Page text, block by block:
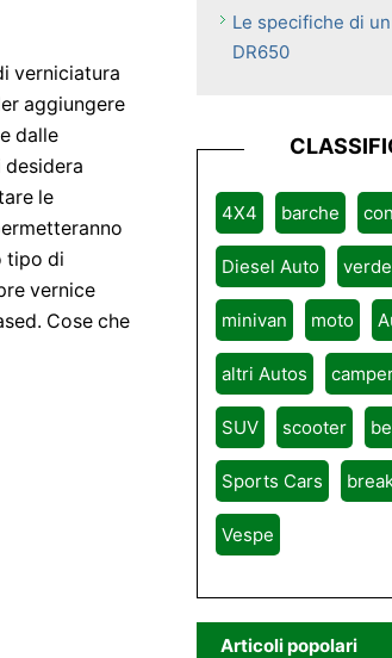
verniciatura
aggiungere
dalle
le
tipo di
vernice
Cose che
Le specifiche di
DR650
4X4 barche
Diesel Auto verde
minivan moto
altri Autos
SUV scooter
Sports Cars
Vespe
Articoli popolari